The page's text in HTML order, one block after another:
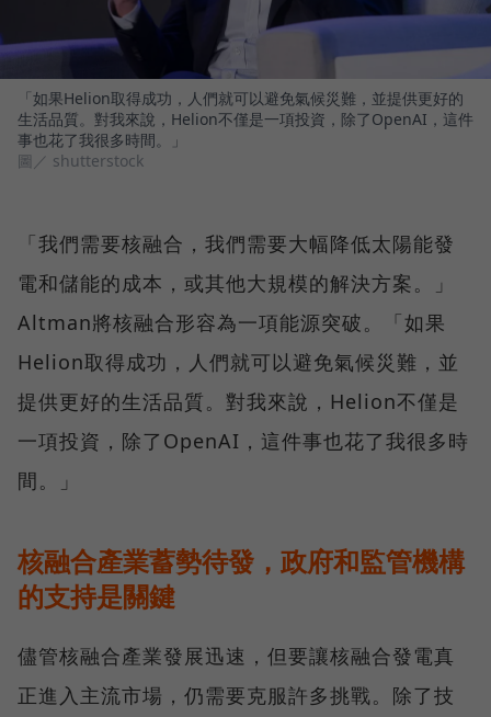
「如果Helion取得成功，人們就可以避免氣候災難，並提供更好的
生活品質。對我來說，Helion不僅是一項投資，除了OpenAI，這件
事也花了我很多時間。」
圖／ shutterstock
「我們需要核融合，我們需要大幅降低太陽能發
電和儲能的成本，或其他大規模的解決方案。」
Altman將核融合形容為一項能源突破。「如果
Helion取得成功，人們就可以避免氣候災難，並
提供更好的生活品質。對我來說，Helion不僅是
一項投資，除了OpenAI，這件事也花了我很多時
間。」
核融合產業蓄勢待發，政府和監管機構
的支持是關鍵
儘管核融合產業發展迅速，但要讓核融合發電真
正進入主流市場，仍需要克服許多挑戰。除了技